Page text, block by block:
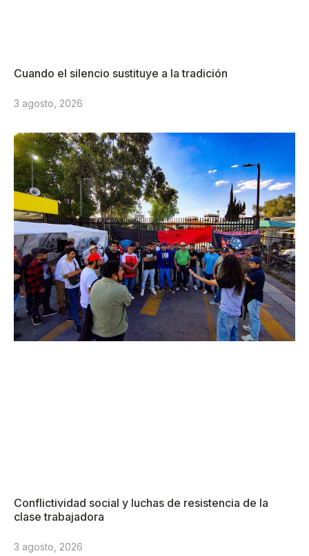
Cuando el silencio sustituye a la tradición
3 agosto, 2026
Conflictividad social y luchas de resistencia de la
clase trabajadora
3 agosto, 2026